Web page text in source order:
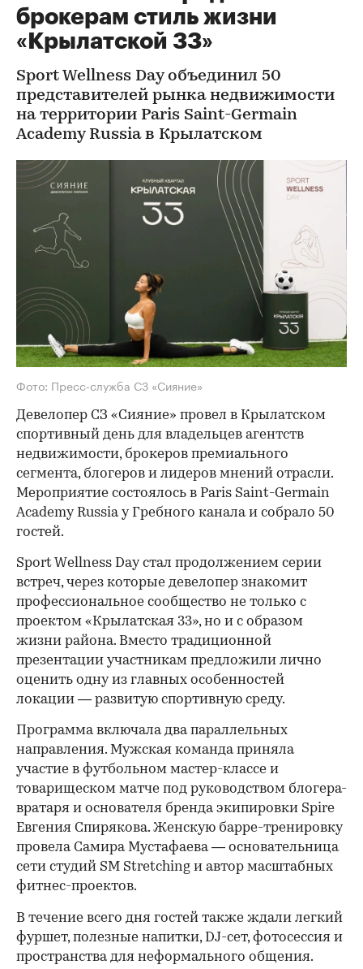
брокерам стиль жизни
«Крылатской 33»
Sport Wellness Day объединил 50
представителей рынка недвижимости
на территории Paris Saint-Germain
Academy Russia в Крылатском
Фото: Пресс-служба СЗ «Сияние»
Девелопер СЗ «Сияние» провел в Крылатском
спортивный день для владельцев агентств
недвижимости, брокеров премиального
сегмента, блогеров и лидеров мнений отрасли.
Мероприятие состоялось в Paris Saint-Germain
Academy Russia у Гребного канала и собрало 50
гостей.
Sport Wellness Day стал продолжением серии
встреч, через которые девелопер знакомит
профессиональное сообщество не только с
проектом «Крылатская 33», но и с образом
жизни района. Вместо традиционной
презентации участникам предложили лично
оценить одну из главных особенностей
локации — развитую спортивную среду.
Программа включала два параллельных
направления. Мужская команда приняла
участие в футбольном мастер-классе и
товарищеском матче под руководством блогера-
вратаря и основателя бренда экипировки Spire
Евгения Спирякова. Женскую барре-тренировку
провела Самира Мустафаева — основательница
сети студий SM Stretching и автор масштабных
фитнес-проектов.
В течение всего дня гостей также ждали легкий
фуршет, полезные напитки, DJ-сет, фотосессия и
пространства для неформального общения.